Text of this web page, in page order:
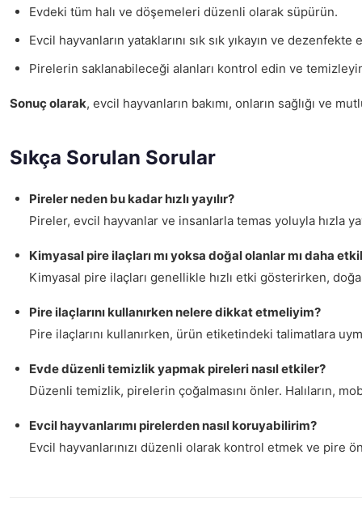
Evdeki tüm halı ve döşemeleri düzenli olarak süpürün.
Evcil hayvanların yataklarını sık sık yıkayın ve dezenfekte
Pirelerin saklanabileceği alanları kontrol edin ve
Sonuç olarak, evcil hayvanların bakımı, onların sağlığı ve
Sıkça Sorulan Sorular
Pireler neden bu kadar hızlı yayılır?
Pireler, evcil hayvanlar ve insanlarla temas yoluyla hızla
Kimyasal pire ilaçları mı yoksa doğal olanlar mı daha
Kimyasal pire ilaçları genellikle hızlı etki gösterirken,
Pire ilaçlarını kullanırken nelere dikkat etmeliyim?
Pire ilaçlarını kullanırken, ürün etiketindeki talimatlara
Evde düzenli temizlik yapmak pireleri nasıl etkiler?
Düzenli temizlik, pirelerin çoğalmasını önler. Halıların,
Evcil hayvanlarımı pirelerden nasıl koruyabilirim?
Evcil hayvanlarınızı düzenli olarak kontrol etmek ve pire